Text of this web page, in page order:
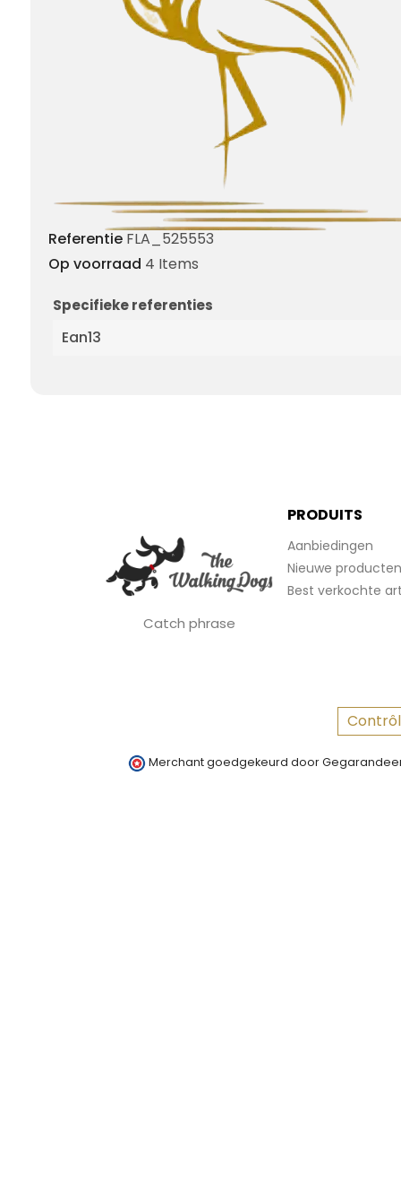
Referentie FLA_525553
Op voorraad 4 Items
Specifieke referenties
Ean13
Catch phrase
PRODUITS
Aanbiedingen
Nieuwe producten
Best verkochte
Merchant goedgekeurd door